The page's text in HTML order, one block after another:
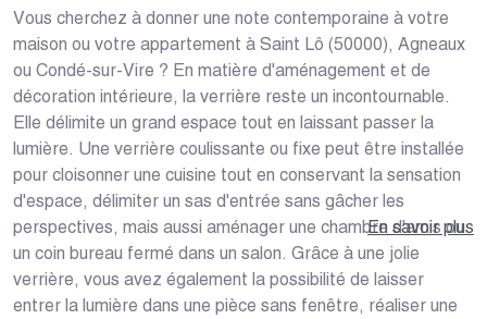
Vous cherchez à donner une note contemporaine à votre
maison ou votre appartement à Saint Lô (50000), Agneaux
ou Condé-sur-Vire ? En matière d'aménagement et de
décoration intérieure, la verrière reste un incontournable.
Elle délimite un grand espace tout en laissant passer la
lumière. Une verrière coulissante ou fixe peut être installée
pour cloisonner une cuisine tout en conservant la sensation
d'espace, délimiter un sas d'entrée sans gâcher les
perspectives, mais aussi aménager une chambre d'amis ou
un coin bureau fermé dans un salon. Grâce à une jolie
verrière, vous avez également la possibilité de laisser
entrer la lumière dans une pièce sans fenêtre, réaliser une
En savoir plus